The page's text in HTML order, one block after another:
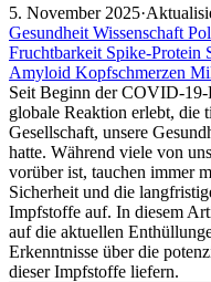
5. November 2025·
Gesundheit Wissenschaft
Fruchtbarkeit Spike-Protein
Amyloid Kopfschmerzen
Seit Beginn der COVID-19-
globale Reaktion erlebt, die
Gesellschaft, unsere
hatte. Während viele von
vorüber ist, tauchen immer
Sicherheit und die
Impfstoffe auf. In diesem
auf die aktuellen
Erkenntnisse über die
dieser Impfstoffe liefern.